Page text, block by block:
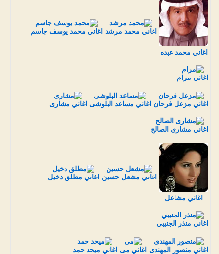
اغاني محمد عبده
اغاني محمد مرشد اغاني محمد يوسف جاسم
اغاني مرام
اغاني مزعل فرحان اغاني مساعد البلوشى اغاني مشارى
اغاني مشارى الصالح
اغاني مشاعل
اغاني مشعل حسين اغاني مطلق دخيل
اغاني منذر الجنيبي
اغاني منصور المهندى اغاني مى اغاني ميحد حمد